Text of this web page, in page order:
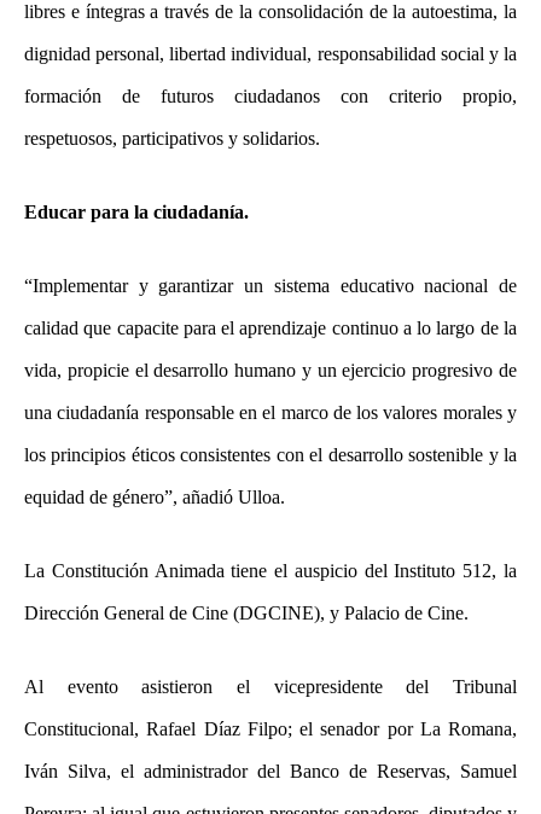
libres e íntegras a través de la consolidación de la autoestima, la
dignidad personal, libertad individual, responsabilidad social y la
formación de futuros ciudadanos con criterio propio,
respetuosos, participativos y solidarios.
Educar para la ciudadanía.
“Implementar y garantizar un sistema educativo nacional de
calidad que capacite para el aprendizaje continuo a lo largo de la
vida, propicie el desarrollo humano y un ejercicio progresivo de
una ciudadanía responsable en el marco de los valores morales y
los principios éticos consistentes con el desarrollo sostenible y la
equidad de género”, añadió Ulloa.
La Constitución Animada tiene el auspicio del Instituto 512, la
Dirección General de Cine (DGCINE), y Palacio de Cine.
Al evento asistieron el vicepresidente del Tribunal
Constitucional, Rafael Díaz Filpo; el senador por La Romana,
Iván Silva, el administrador del Banco de Reservas, Samuel